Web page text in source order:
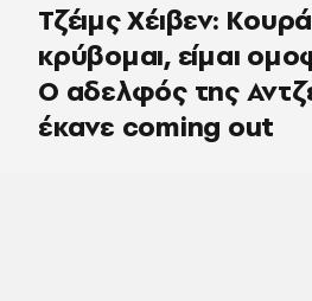
Τζέιμς Χέιβεν:
κρύβομαι, είμαι
Ο αδελφός της
έκανε coming out